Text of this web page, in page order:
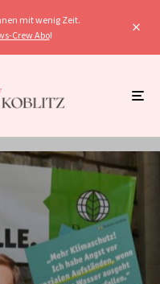
mit wenig Zeit.
Crew Abo!